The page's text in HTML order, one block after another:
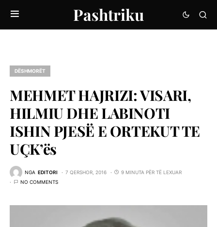
Pashtriku
DËSHMORËT
MEHMET HAJRIZI: VISARI,
HILMIU DHE LABINOTI
ISHIN PJESË E ORTEKUT TE
UÇK’ës
NGA EDITORI 7 QERSHOR, 2016
9 MINUTA PËR TË LEXUAR
NO COMMENTS